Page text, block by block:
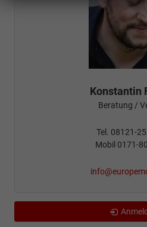
Konstantin
Beratung /
Tel. 08121-
Mobil 0171-